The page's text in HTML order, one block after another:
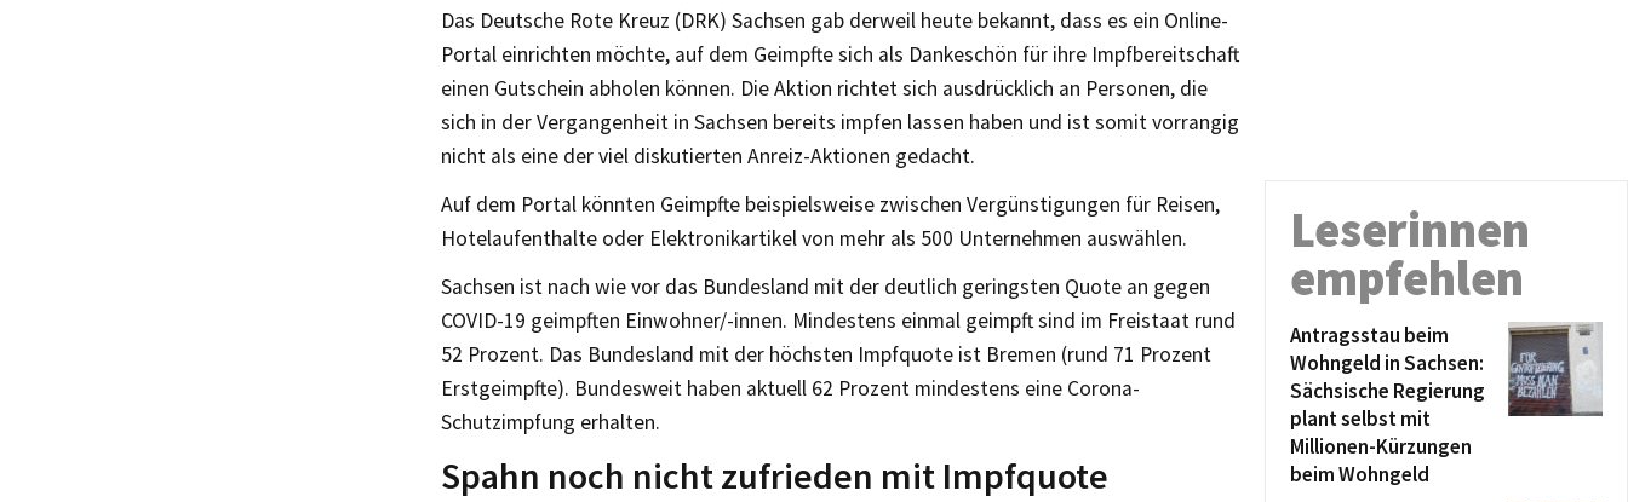
Das Deutsche Rote Kreuz (DRK) Sachsen gab derweil heute bekannt, dass es ein Online-
Portal einrichten möchte, auf dem Geimpfte sich als Dankeschön für ihre Impfbereitschaft
einen Gutschein abholen können. Die Aktion richtet sich ausdrücklich an Personen, die
sich in der Vergangenheit in Sachsen bereits impfen lassen haben und ist somit vorrangig
nicht als eine der viel diskutierten Anreiz-Aktionen gedacht.
Auf dem Portal könnten Geimpfte beispielsweise zwischen Vergünstigungen für Reisen,
Hotelaufenthalte oder Elektronikartikel von mehr als 500 Unternehmen auswählen.
Sachsen ist nach wie vor das Bundesland mit der deutlich geringsten Quote an gegen
COVID-19 geimpften Einwohner/-innen. Mindestens einmal geimpft sind im Freistaat rund
52 Prozent. Das Bundesland mit der höchsten Impfquote ist Bremen (rund 71 Prozent
Erstgeimpfte). Bundesweit haben aktuell 62 Prozent mindestens eine Corona-
Schutzimpfung erhalten.
Spahn noch nicht zufrieden mit Impfquote
Leserinnen
empfehlen
Antragsstau beim
Wohngeld in Sachsen:
Sächsische Regierung
plant selbst mit
Millionen-Kürzungen
beim Wohngeld